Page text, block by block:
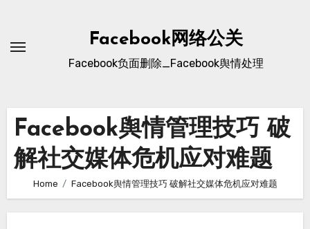
content
Facebook网络公关
Facebook负面删除_Facebook舆情处理
Facebook舆情管理技巧 破
解社交媒体危机应对难题
Home Facebook舆情管理技巧 破解社交媒体危机应对难题